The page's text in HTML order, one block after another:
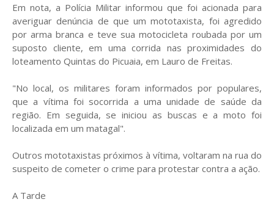
Em nota, a Polícia Militar informou que foi acionada para
averiguar denúncia de que um mototaxista, foi agredido
por arma branca e teve sua motocicleta roubada por um
suposto cliente, em uma corrida nas proximidades do
loteamento Quintas do Picuaia, em Lauro de Freitas.
"No local, os militares foram informados por populares,
que a vítima foi socorrida a uma unidade de saúde da
região. Em seguida, se iniciou as buscas e a moto foi
localizada em um matagal".
Outros mototaxistas próximos à vítima, voltaram na rua do
suspeito de cometer o crime para protestar contra a ação.
A Tarde